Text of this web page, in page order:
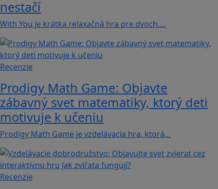
nestačí
With You je krátka relaxačná hra pre dvoch.…
Recenzie
Prodigy Math Game: Objavte
zábavný svet matematiky, ktorý deti
motivuje k učeniu
Prodigy Math Game je vzdelávacia hra, ktorá…
Recenzie